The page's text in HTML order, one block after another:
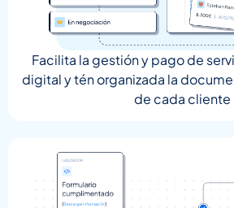
Facilita la gestión y pago de
digital y tén organizada la
de cada cliente